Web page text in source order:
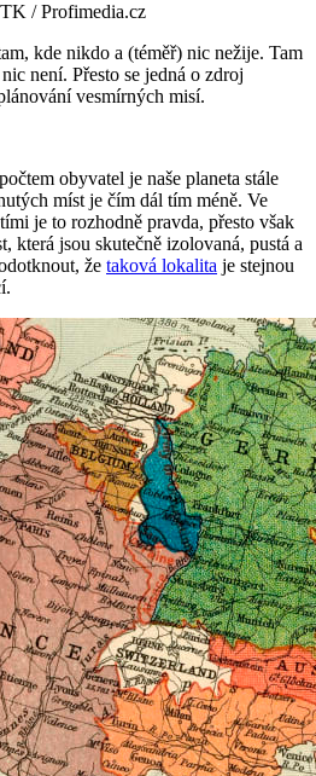
/ Profimedia.cz
kde nikdo a (téměř) nic nežije. Tam
není. Přesto se jedná o zdroj
vesmírných misí.
obyvatel je naše planeta stále
míst je čím dál tím méně. Ve
je to rozhodně pravda, přesto však
která jsou skutečně izolovaná, pustá a
že taková lokalita je stejnou